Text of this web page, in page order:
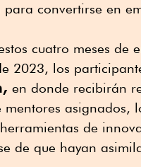
convertirse en
cuatro meses
2023, los
en donde recibirán
mentores asignados,
de
de que hayan